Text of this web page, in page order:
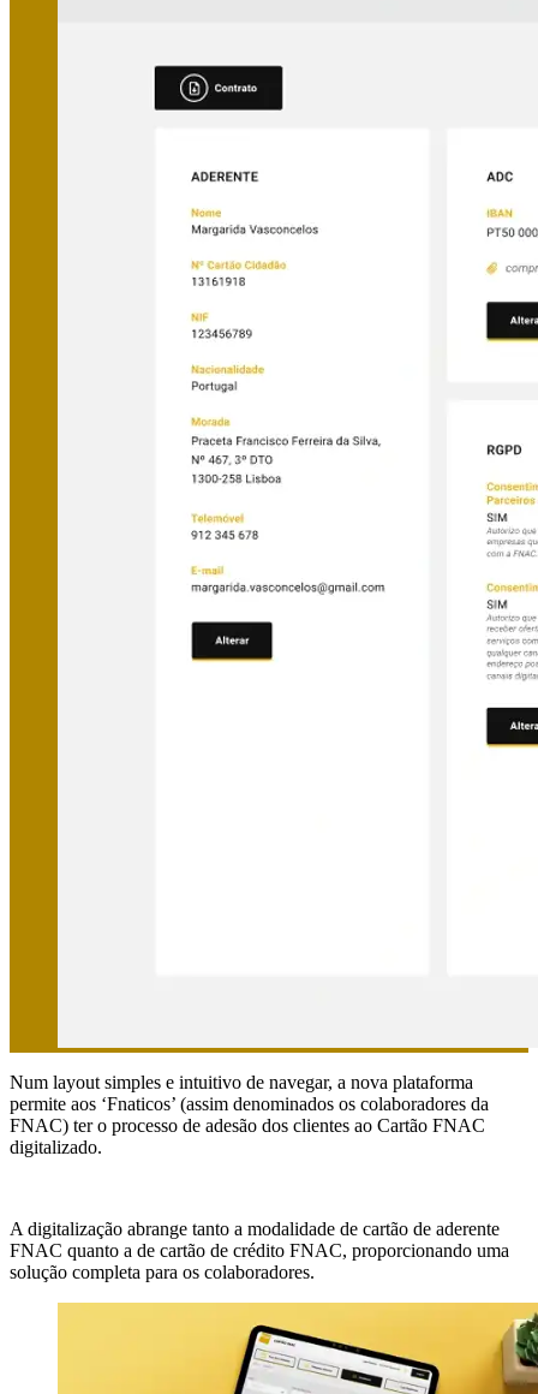
Num layout simples e intuitivo de navegar, a nova plataforma
permite aos ‘Fnaticos’ (assim denominados os colaboradores da
FNAC) ter o processo de adesão dos clientes ao Cartão FNAC
digitalizado.
A digitalização abrange tanto a modalidade de cartão de aderente
FNAC quanto a de cartão de crédito FNAC, proporcionando uma
solução completa para os colaboradores.